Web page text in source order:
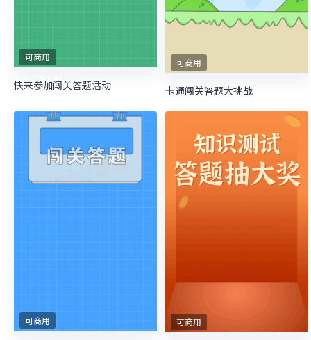
可商用
快来参加闯关答题活动
可商用
卡通闯关答题大挑战
可商用 可商用